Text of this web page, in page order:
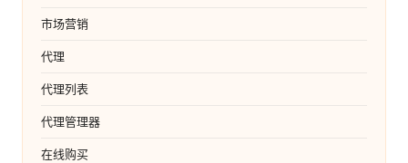
市场营销
代理
代理列表
代理管理器
在线购买